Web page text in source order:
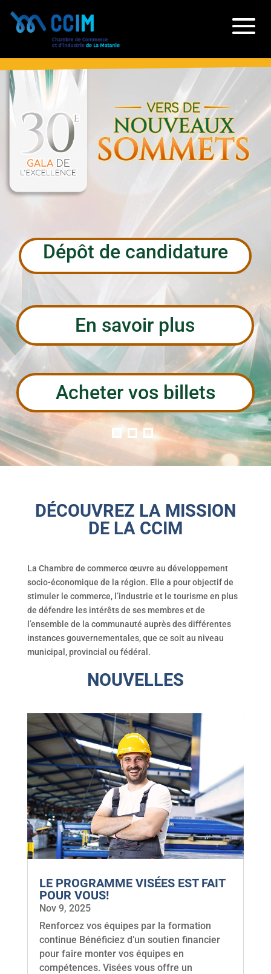
Dépôt de candidature
Acheter vos billets
En savoir plus
DÉCOUVREZ LA MISSION
DE LA CCIM
La Chambre de commerce œuvre au développement
socio-économique de la région. Elle a pour objectif de
stimuler le commerce, l’industrie et le tourisme en plus
de défendre les intérêts de ses membres et de
l’ensemble de la communauté auprès des différentes
instances gouvernementales, que ce soit au niveau
municipal, provincial ou fédéral.
NOUVELLES
LE PROGRAMME VISÉES EST FAIT
POUR VOUS!
Nov 9, 2025
Renforcez vos équipes par la formation
continue Bénéficiez d’un soutien financier
pour faire monter vos équipes en
compétences. Visées vous offre un